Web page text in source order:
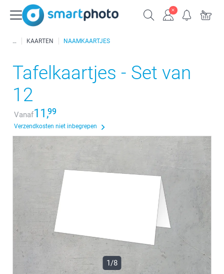
KAARTEN NAAMKAARTJES
Tafelkaartjes - Set van
12
Vanaf11,99
Verzendkosten niet inbegrepen
1/8